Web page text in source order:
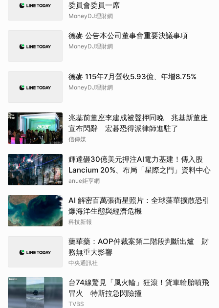
委員會委員一席
MoneyDJ理財網
德麥 公告本公司董事會重要決議事項
MoneyDJ理財網
德麥 115年7月營收5.93億、年增8.75%
MoneyDJ理財網
兆基前董座李建成被聲押同晚 兆基新董座
宣布閃辭 宏碁恐得派律師進駐了
信傳媒
輝達砸30億美元押注AI電力基建！傳入股
Lancium 20%、布局「星際之門」資料中心
anue鉅亨網
AI 解密百萬張衛星照片：全球藻華擴散恐引
爆海洋生態與經濟危機
科技新報
藥華藥：AOP仲裁案第二階段判斷出爐 財
務無重大影響
中央通訊社
台74線驚見「風火輪」狂滾！貨車輪胎噴飛
冒火 特斯拉急閃險撞
TVBS